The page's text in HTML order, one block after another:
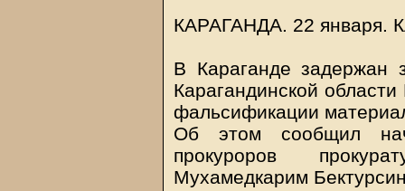
КАРАГАНДА. 22 января.
В Караганде задержан
Карагандинской
фальсификации
Об этом сообщил
прокуроров
Мухамедкарим